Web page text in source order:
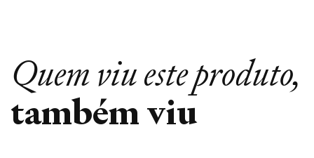
Quem viu este produto,
também viu